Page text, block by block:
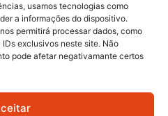
usamos tecnologias como
a informações do dispositivo.
permitirá processar dados, como
exclusivos neste site. Não
pode afetar negativamante certos